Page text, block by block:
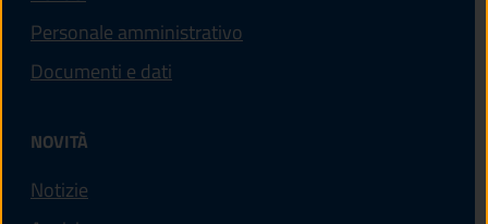
Personale amministrativo
Documenti e dati
NOVITÀ
Notizie